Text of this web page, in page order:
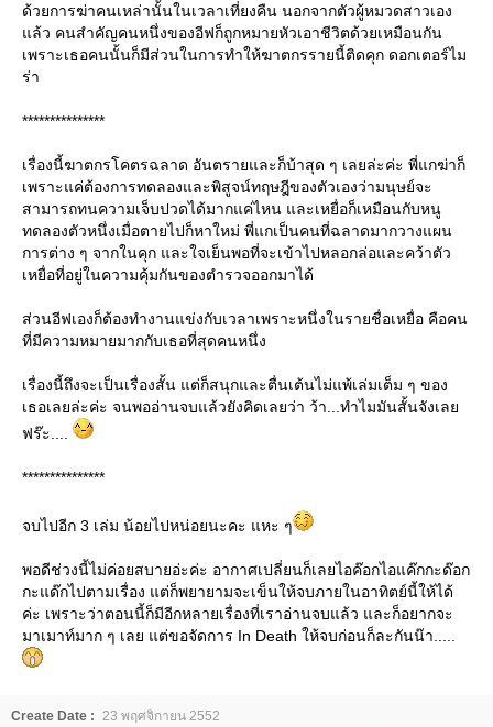
ด้วยการฆ่าคนเหล่านั้นในเวลาเที่ยงคืน นอกจากตัวผู้หมวดสาวเอง
ล้ว คนสำคัญคนหนึ่งของอีฟก็ถูกหมายหัวเอาชีวิตด้วยเหมือนกัน
เพราะเธอคนนั้นก็มีส่วนในการทำให้ฆาตกรรายนี้ติดคุก ดอกเตอร์ไม
ร่า
***************
เรื่องนี้ฆาตกรโคตรฉลาด อันตรายและก็บ้าสุด ๆ เลยล่ะค่ะ พี่แกฆ่าก็
เพราะแค่ต้องการทดลองและพิสูจน์ทฤษฎีของตัวเองว่ามนุษย์จะ
สามารถทนความเจ็บปวดได้มากแค่ไหน และเหยื่อก็เหมือนกับหนู
ทดลองตัวหนึ่งเมื่อตายไปก็หาใหม่ พี่แกเป็นคนที่ฉลาดมากวางแผน
การต่าง ๆ จากในคุก และใจเย็นพอที่จะเข้าไปหลอกล่อและคว้าตัว
เหยื่อที่อยู่ในความคุ้มกันของตำรวจออกมาได้
ส่วนอีฟเองก็ต้องทำงานแข่งกับเวลาเพราะหนึ่งในรายชื่อเหยื่อ คือคน
ที่มีความหมายมากกับเธอที่สุดคนหนึ่ง
เรื่องนี้ถึงจะเป็นเรื่องสั้น แต่ก็สนุกและตื่นเต้นไม่แพ้เล่มเต็ม ๆ ของ
เธอเลยล่ะค่ะ จนพออ่านจบแล้วยังคิดเลยว่า ว้า...ทำไมมันสั้นจังเล
ฟร๊ะ....
***************
จบไปอีก 3 เล่ม น้อยไปหน่อยนะคะ แหะ ๆ
พอดีช่วงนี้ไม่ค่อยสบายอ่ะค่ะ อากาศเปลี่ยนก็เลยไอค๊อกไอแค๊กกะด๊อก
กะแด๊กไปตามเรื่อง แต่ก็พยายามจะเข็นให้จบภายในอาทิตย์นี้ให้ได้
ค่ะ เพราะว่าตอนนี้ก็มีอีกหลายเรื่องที่เราอ่านจบแล้ว และก็อยากจะ
มาเมาท์มาก ๆ เลย แต่ขอจัดการ In Death ให้จบก่อนก็ละกันน๊า.....
Create Date : 23 พฤศจิกายน 2552